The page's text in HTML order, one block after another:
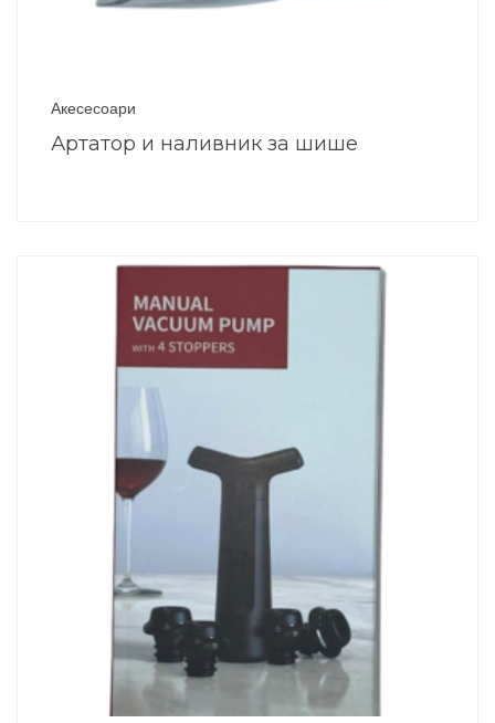
Акесесоари
Артатор и наливник за шише